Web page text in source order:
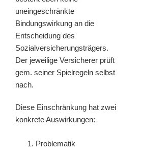
uneingeschränkte
Bindungswirkung an die
Entscheidung des
Sozialversicherungsträgers.
Der jeweilige Versicherer prüft
gem. seiner Spielregeln selbst
nach.
Diese Einschränkung hat zwei
konkrete Auswirkungen:
Problematik